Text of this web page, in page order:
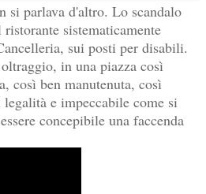
si parlava d'altro. Lo scandalo
sistematicamente
sui posti per disabili.
in una piazza così
così ben manutenuta, così
e impeccabile come si
concepibile una faccenda